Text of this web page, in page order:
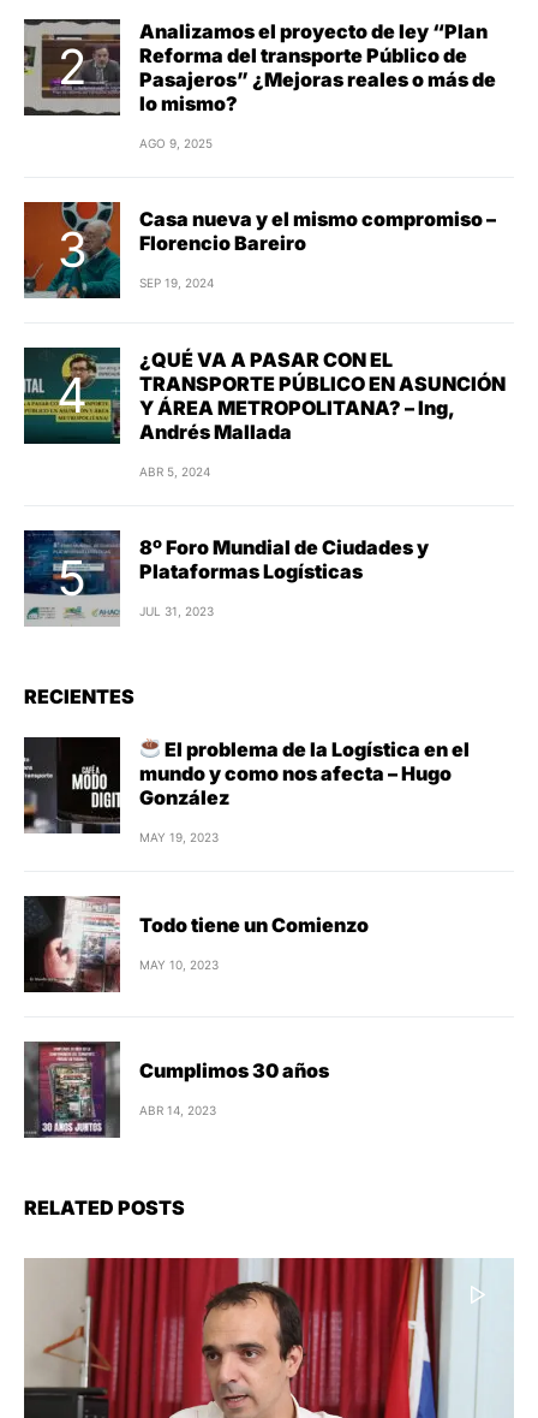
Analizamos el proyecto de ley “Plan
Reforma del transporte Público de
Pasajeros” ¿Mejoras reales o más de
lo mismo?
AGO 9, 2025
Casa nueva y el mismo compromiso –
Florencio Bareiro
SEP 19, 2024
¿QUÉ VA A PASAR CON EL
TRANSPORTE PÚBLICO EN ASUNCIÓN
Y ÁREA METROPOLITANA? – Ing,
Andrés Mallada
ABR 5, 2024
8º Foro Mundial de Ciudades y
Plataformas Logísticas
JUL 31, 2023
RECIENTES
El problema de la Logística en el
mundo y como nos afecta – Hugo
González
MAY 19, 2023
Todo tiene un Comienzo
MAY 10, 2023
Cumplimos 30 años
ABR 14, 2023
RELATED POSTS